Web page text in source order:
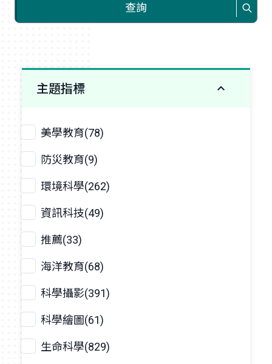
查詢
主題指標
美學教育(78)
防災教育(9)
環境科學(262)
資訊科技(49)
推薦(33)
海洋教育(68)
科學攝影(391)
科學繪圖(61)
生命科學(829)